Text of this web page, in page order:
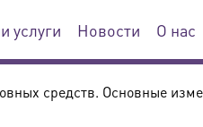
услуги Новости О нас
средств. Основные